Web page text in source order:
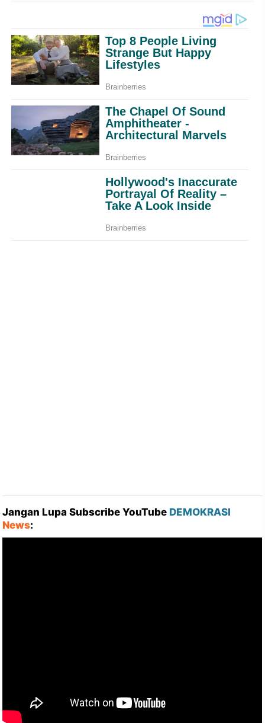
Jangan Lupa Subscribe YouTube DEMOKRASI
News: